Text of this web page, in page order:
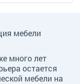
мебели
много лет
остается
мебели на